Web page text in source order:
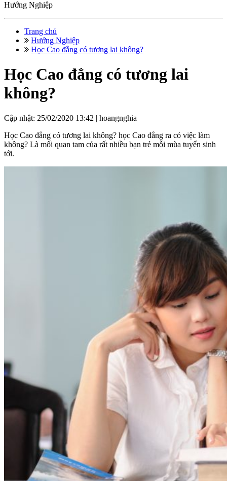
Hướng Nghiệp
Trang chủ
Hướng Nghiệp
Học Cao đẳng có tương lai không?
Học Cao đẳng có tương lai
không?
Cập nhật: 25/02/2020 13:42 | hoangnghia
Học Cao đẳng có tương lai không? học Cao đẳng ra có việc làm
không? Là mối quan tam của rất nhiều bạn trẻ mỗi mùa tuyển sinh
tới.